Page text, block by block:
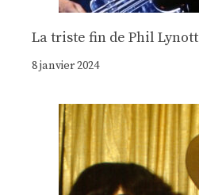
La triste fin de Phil Lynott
8 janvier 2024